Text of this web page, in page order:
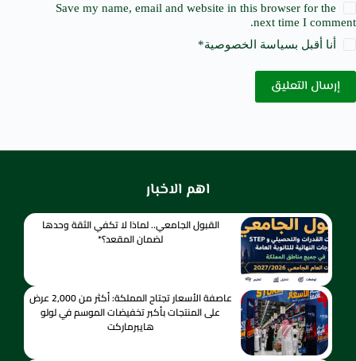
Save my name, email and website in this browser for the
next time I comment.
أنا أقبل بسياسة الخصوصية*
إرسال التعليق
اهم الاخبار
القبول الجامعي.. لماذا لا تكفي الثقة وحدها
لضمان المقعد؟*
عاصفة الأسعار تجتاح المملكة: أكثر من 2,000 عرض
على المنتجات بأكبر تخفيضات الموسم في لولو
هايبرماركت